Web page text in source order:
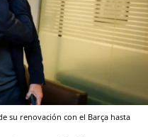
su renovación con el Barça hasta